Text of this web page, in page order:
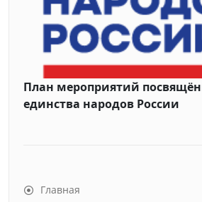
План мероприятий
единства народов России
Главная